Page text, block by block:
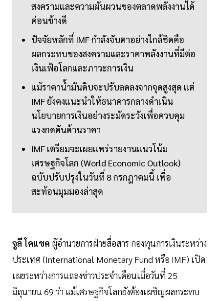
สงครามและความผันผวนของตลาดพลังงานได้
ค่อนข้างดี
ปัจจัยหลักที่ IMF กำลังจับตาอย่างใกล้ชิดคือ
ผลกระทบของสงครามและราคาพลังงานที่มีต่อ
เงินเฟ้อโลกและภาวะการเงิน
แม้ราคาน้ำมันดิบจะปรับลดลงจากจุดสูงสุด แต่
IMF ยังคงแนะนำให้ธนาคารกลางดำเนิน
นโยบายการเงินอย่างระมัดระวังเพื่อควบคุม
แรงกดดันด้านราคา
IMF เตรียมจะเผยแพร่รายงานแนวโน้ม
เศรษฐกิจโลก (World Economic Outlook)
ฉบับปรับปรุงในวันที่ 8 กรกฎาคมนี้ เพื่อ
สะท้อนมุมมองล่าสุด
จูลี โคแซค ผู้อำนวยการฝ่ายสื่อสาร กองทุนการเงินระหว่าง
ประเทศ (International Monetary Fund หรือ IMF) เปิด
เผยระหว่างการแถลงข่าวประจำเดือนเมื่อวันที่ 25
มิถุนายน 69 ว่า แม้เศรษฐกิจโลกยังต้องเผชิญผลกระทบ